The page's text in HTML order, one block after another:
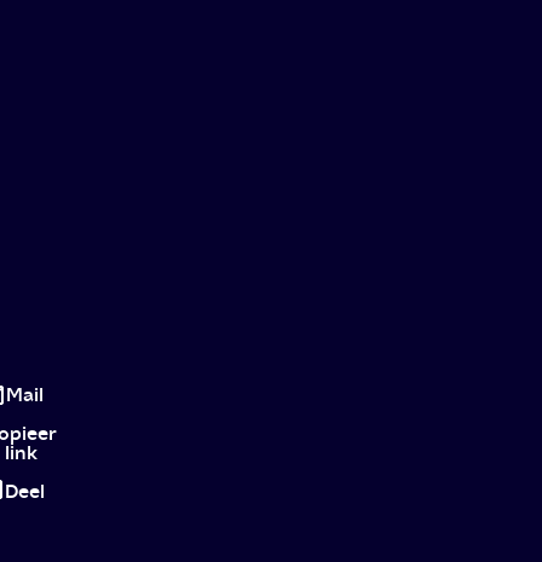
Head:
een
soort
Cluedo
Mail
link
Deel